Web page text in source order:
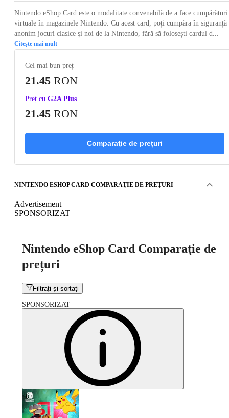
Nintendo eShop Card este o modalitate convenabilă de a face cumpărături
virtuale în magazinele Nintendo. Cu acest card, poți cumpăra în siguranță
anonim jocuri clasice și noi de la Nintendo, fără să folosești cardul d...
Citește mai mult
Cel mai bun preț
21.45 RON
Preț cu G2A Plus
21.45 RON
Comparaţie de prețuri
NINTENDO ESHOP CARD COMPARAŢIE DE PREȚURI
Advertisement
SPONSORIZAT
Nintendo eShop Card Comparaţie de
prețuri
Filtrați și sortați
SPONSORIZAT